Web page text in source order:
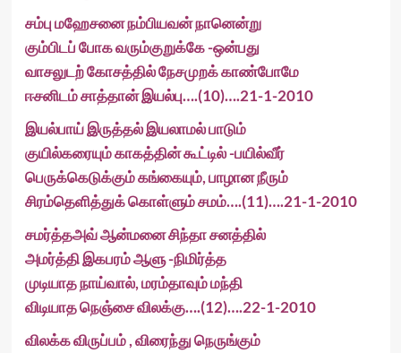
சம்பு மஹேசனை நம்பியவன் நானென்று
கும்பிடப் போக வரும்குறுக்கே -ஒன்பது
வாசலுடற் கோசத்தில் நேசமுறக் காண்போமே
ஈசனிடம் சாத்தான் இயல்பு….(10)….21-1-2010
இயல்பாய் இருத்தல் இயலாமல் பாடும்
குயில்கரையும் காகத்தின் கூட்டில் -பயில்வீர்
பெருக்கெடுக்கும் கங்கையும், பாழான நீரும்
சிரம்தெளித்துக் கொள்ளும் சமம்….(11)….21-1-2010
சமர்த்தஅவ் ஆன்மனை சிந்தா சனத்தில்
அமர்த்தி இகபரம் ஆளு -நிமிர்த்த
முடியாத நாய்வால், மரம்தாவும் மந்தி
விடியாத நெஞ்சை விலக்கு….(12)….22-1-2010
விலக்க விருப்பம் , விரைந்து நெருங்கும்